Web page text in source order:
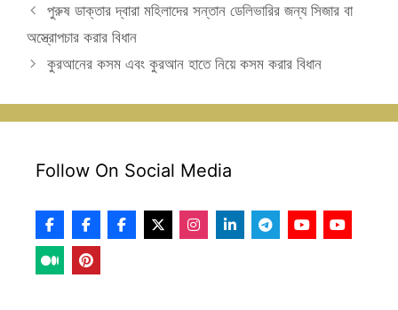
পুরুষ ডাক্তার দ্বারা মহিলাদের সন্তান ডেলিভারির জন্য সিজার বা
অস্ত্রোপচার করার বিধান
কুরআনের কসম এবং কুরআন হাতে নিয়ে কসম করার বিধান
Follow On Social Media